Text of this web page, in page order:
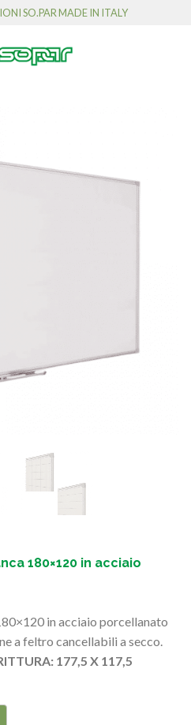
SO.PAR MADE IN ITALY
180×120 in acciaio
in acciaio porcellanato
a feltro cancellabili a secco.
177,5 X 117,5